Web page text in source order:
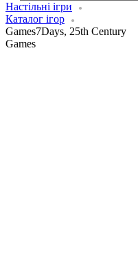
Настільні ігри
Каталог ігор
Games7Days, 25th Century
Games